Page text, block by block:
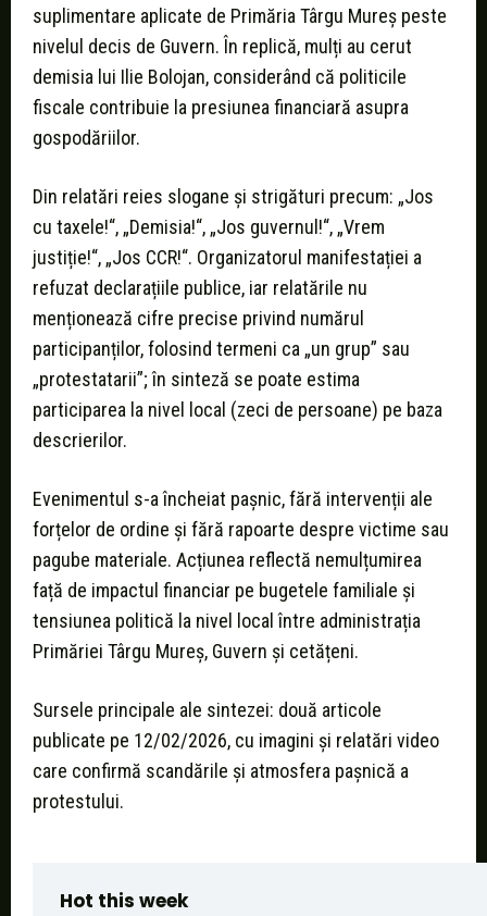
suplimentare aplicate de Primăria Târgu Mureș peste
nivelul decis de Guvern. În replică, mulți au cerut
demisia lui Ilie Bolojan, considerând că politicile
fiscale contribuie la presiunea financiară asupra
gospodăriilor.
Din relatări reies slogane și strigături precum: „Jos
cu taxele!“, „Demisia!“, „Jos guvernul!“, „Vrem
justiție!“, „Jos CCR!“. Organizatorul manifestației a
refuzat declarațiile publice, iar relatările nu
menționează cifre precise privind numărul
participanților, folosind termeni ca „un grup” sau
„protestatarii”; în sinteză se poate estima
participarea la nivel local (zeci de persoane) pe baza
descrierilor.
Evenimentul s-a încheiat pașnic, fără intervenții ale
forțelor de ordine și fără rapoarte despre victime sau
pagube materiale. Acțiunea reflectă nemulțumirea
față de impactul financiar pe bugetele familiale și
tensiunea politică la nivel local între administrația
Primăriei Târgu Mureș, Guvern și cetățeni.
Sursele principale ale sintezei: două articole
publicate pe 12/02/2026, cu imagini și relatări video
care confirmă scandările și atmosfera pașnică a
protestului.
Hot this week